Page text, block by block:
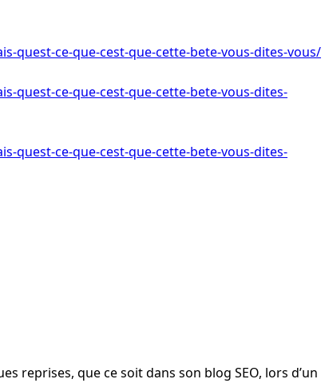
quest-ce-que-cest-que-cette-bete-vous-dites-vous/
quest-ce-que-cest-que-cette-bete-vous-dites-
quest-ce-que-cest-que-cette-bete-vous-dites-
reprises, que ce soit dans son blog SEO, lors d’un